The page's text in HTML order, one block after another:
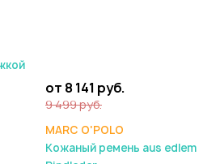
от 8 141 руб.
9 499 руб.
MARC O'POLO
Кожаный ремень aus edlem